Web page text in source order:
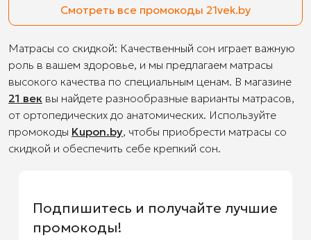
Смотреть все промокоды 21vek.by
Матрасы со скидкой: Качественный сон играет важную
роль в вашем здоровье, и мы предлагаем матрасы
высокого качества по специальным ценам. В магазине
21 век вы найдете разнообразные варианты матрасов,
от ортопедических до анатомических. Используйте
промокоды Kupon.by, чтобы приобрести матрасы со
скидкой и обеспечить себе крепкий сон.
Подпишитесь и получайте лучшие
промокоды!